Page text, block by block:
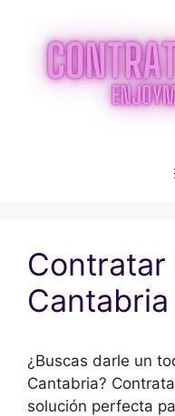
contenido
Cantabria
¿Buscas darle un
Cantabria?
solución perfecta